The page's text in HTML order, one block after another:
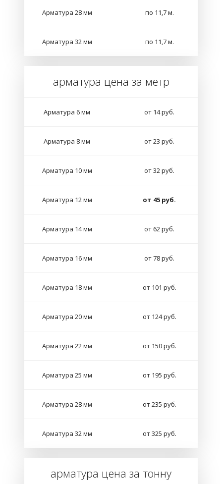
Арматура 28 мм по 11,7 м.
Арматура 32 мм по 11,7 м.
арматура цена за метр
Арматура 6 мм от 14 руб.
Арматура 8 мм от 23 руб.
Арматура 10 мм от 32 руб.
Арматура 12 мм от 45 руб.
Арматура 14 мм от 62 руб.
Арматура 16 мм от 78 руб.
Арматура 18 мм от 101 руб.
Арматура 20 мм от 124 руб.
Арматура 22 мм от 150 руб.
Арматура 25 мм от 195 руб.
Арматура 28 мм от 235 руб.
Арматура 32 мм от 325 руб.
арматура цена за тонну